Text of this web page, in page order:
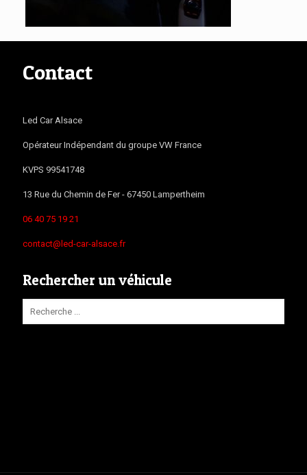
Contact
Led Car Alsace
Opérateur Indépendant du groupe VW France
KVPS 99541748
13 Rue du Chemin de Fer - 67450 Lampertheim
06 40 75 19 21
contact@led-car-alsace.fr
Rechercher un véhicule